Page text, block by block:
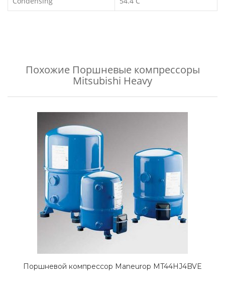
Похожие Поршневые компрессоры
Mitsubishi Heavy
Поршневой компрессор Maneurop MT44HJ4BVE